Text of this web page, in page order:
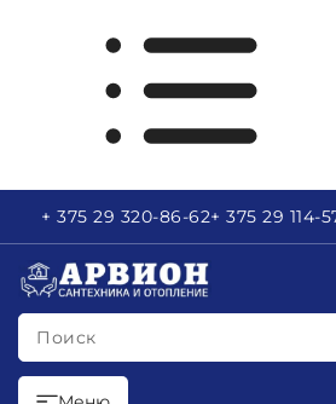
+ 375 29 320-86-62+ 375 29 114-
Поиск